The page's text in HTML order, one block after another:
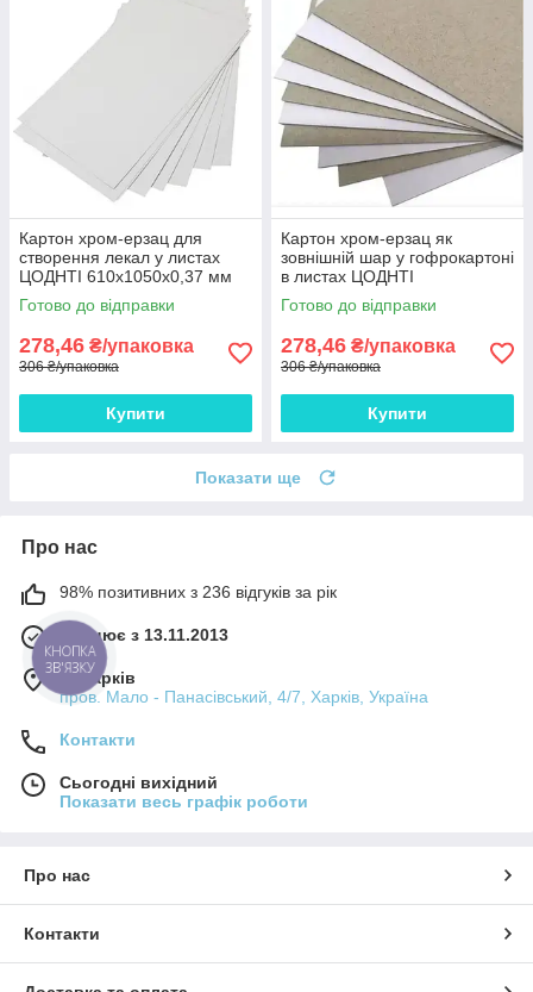
Картон хром-ерзац для
створення лекал у листах
ЦОДНТІ 610x1050x0,37 мм
щільність 270 г/м2 10 листів
Готово до відправки
278,46 ₴/упаковка
306 ₴/упаковка
Купити
Картон хром-ерзац як
зовнішній шар у гофрокартоні
в листах ЦОДНТІ
610x1050x0,37 мм щільність
270 г/м2 10 листів
Готово до відправки
278,46 ₴/упаковка
306 ₴/упаковка
Купити
Показати ще
Про нас
98% позитивних з 236 відгуків за рік
Працює з 13.11.2013
м. Харків
пров. Мало - Панасівський, 4/7, Харків, Україна
Контакти
Сьогодні вихідний
Показати весь графік роботи
Про нас
Контакти
КНОПКА
ЗВ'ЯЗКУ